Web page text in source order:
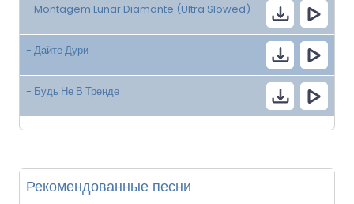
- Montagem Lunar Diamante (Ultra Slowed)
- Дайте Дури
- Будь Не В Тренде
Рекомендованные песни